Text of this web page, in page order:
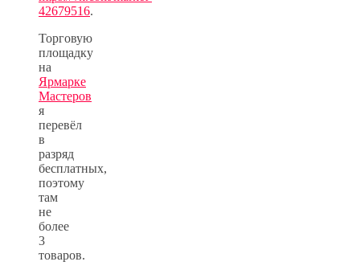
42679516.
Торговую
площадку
на
Ярмарке
Мастеров
я
перевёл
в
разряд
бесплатных,
поэтому
там
не
более
3
товаров.